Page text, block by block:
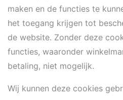
maken en de functies te
het toegang krijgen tot
de website. Zonder deze
functies, waaronder
betaling, niet mogelijk.
Wij kunnen deze cookies